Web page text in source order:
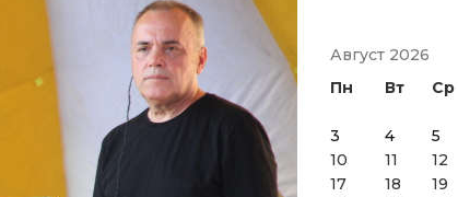
Август 2026
Пн
Вт Ср
3
4 5
10
11 12
17
18 19